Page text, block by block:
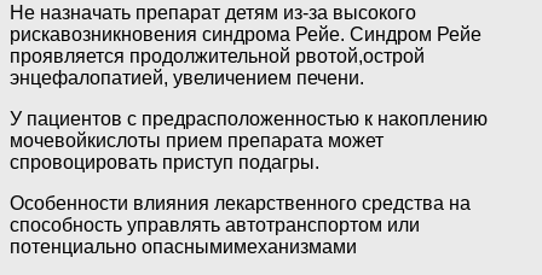
Не назначать препарат детям из-за высокого
рискавозникновения синдрома Рейе. Синдром Рейе
проявляется продолжительной рвотой,острой
энцефалопатией, увеличением печени.
У пациентов с предрасположенностью к накоплению
мочевойкислоты прием препарата может
спровоцировать приступ подагры.
Особенности влияния лекарственного средства на
способность управлять автотранспортом или
потенциально опаснымимеханизмами